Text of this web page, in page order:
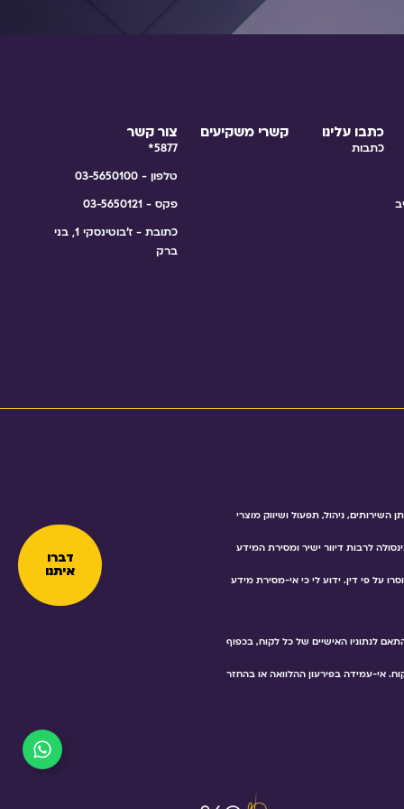
כתבו עלינו
כתבות
קשרי משקיעים צור קשר
5877*
טלפון - 03-5650100
פקס - 03-5650121
כתובת - ז'בוטינסקי 1, בני
ברק
ניהול, תפעול ושיווק מוצרי
לרבות דיוור ישיר ומסירת המידע
על פי דין. ידוע לי כי אי-מסירת מידע
לנתוניו האישיים של כל לקוח, בכפוף
אי-עמידה בפירעון ההלוואה או בהחזר
דברו
איתנו